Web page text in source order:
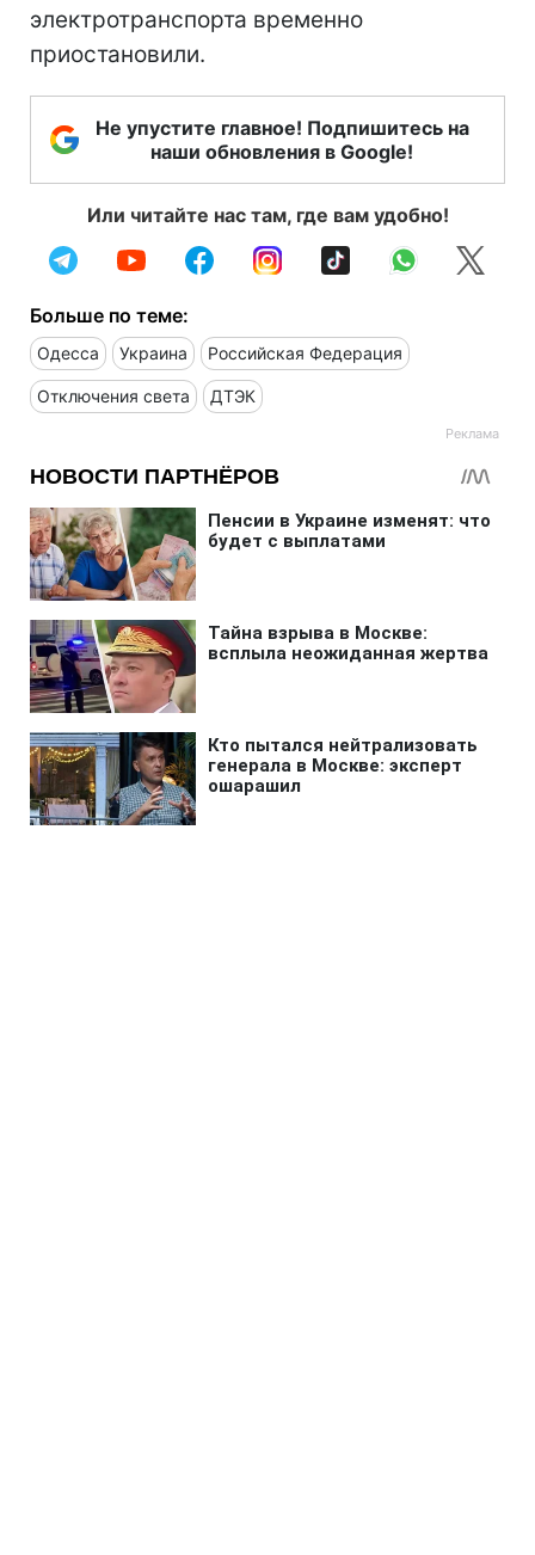
электротранспорта временно
приостановили.
Не упустите главное! Подпишитесь на
наши обновления в Google!
Или читайте нас там, где вам удобно!
Больше по теме:
Одесса Украина Российская Федерация
Отключения света ДТЭК